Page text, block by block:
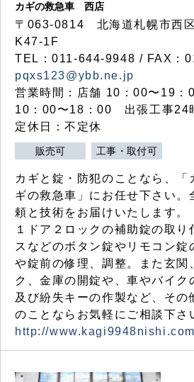
カギの救急車 西店
〒063-0814 北海道札幌市西
K47-1F
TEL：011-644-9948 / FAX：
pqxs123@ybb.ne.jp
営業時間：店舗 10：00〜19
10：00〜18：00 出張工事24
定休日：不定休
販売可 工事・取付可
カギと錠・防犯のことなら、「
ギの救急車」にお任せ下さい。
頼と技術をお届けいたします。
１ドア２ロックの補助錠の取り
スなどのボタン錠やリモコン錠
や錠前の修理、調整。また玄関
ク、金庫の開錠や、車やバイク
及び紛失キーの作製など、その
のことならお気軽にご相談下さ
http://